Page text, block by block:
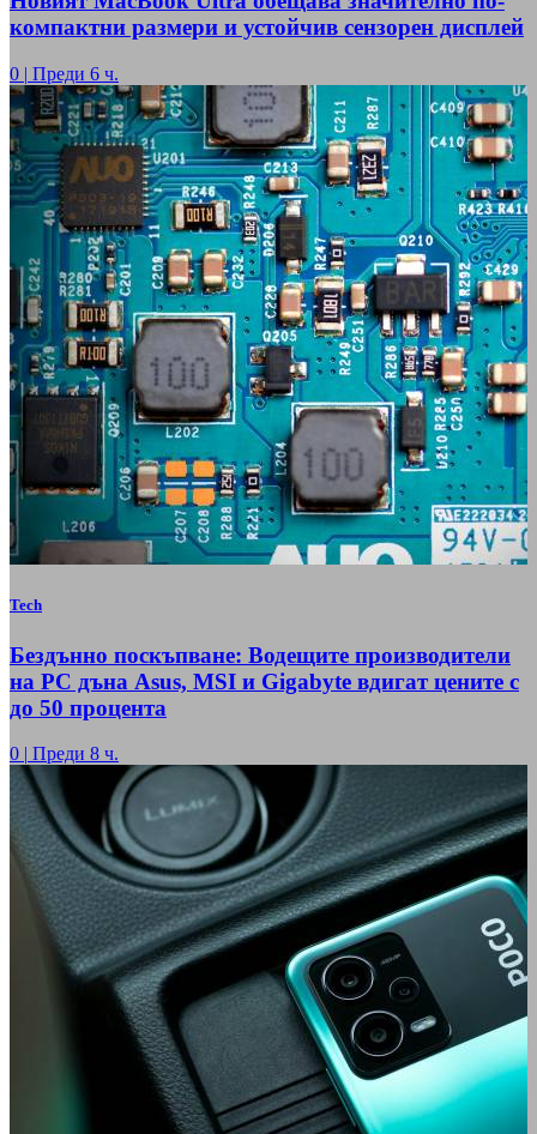
компактни размери и устойчив сензорен дисплей
0 | Преди 6 ч.
Tech
Бездънно поскъпване: Водещите производители
на РС дъна Asus, MSI и Gigabyte вдигат цените с
до 50 процента
0 | Преди 8 ч.